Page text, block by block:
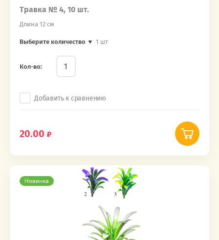
Травка № 4, 10 шт.
Длина 12 см
Выберите количество ▼ 1 шт
Кол-во:
Добавить к сравнению
20.00
Новинка